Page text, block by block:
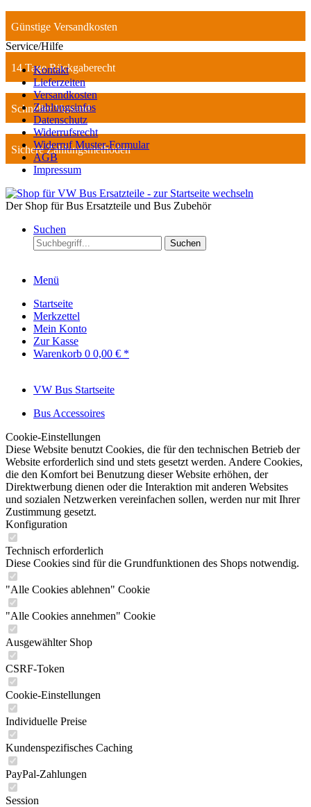
Günstige Versandkosten
14 Tage Rückgaberecht
Schneller Versand
Sichere Zahlungsmethoden
Service/Hilfe
Kontakt
Lieferzeiten
Versandkosten
Zahlungsinfos
Datenschutz
Widerrufsrecht
Widerruf Muster-Formular
AGB
Impressum
Der Shop für Bus Ersatzteile und Bus Zubehör
Suchen
Suchen
Menü
Startseite
Merkzettel
Mein Konto
Zur Kasse
Warenkorb 0 0,00 € *
VW Bus Startseite
Bus Accessoires
Cookie-Einstellungen
Diese Website benutzt Cookies, die für den technischen Betrieb der
Website erforderlich sind und stets gesetzt werden. Andere Cookies,
die den Komfort bei Benutzung dieser Website erhöhen, der
Direktwerbung dienen oder die Interaktion mit anderen Websites
und sozialen Netzwerken vereinfachen sollen, werden nur mit Ihrer
Zustimmung gesetzt.
Konfiguration
Technisch erforderlich
Diese Cookies sind für die Grundfunktionen des Shops notwendig.
"Alle Cookies ablehnen" Cookie
"Alle Cookies annehmen" Cookie
Ausgewählter Shop
CSRF-Token
Cookie-Einstellungen
Individuelle Preise
Kundenspezifisches Caching
PayPal-Zahlungen
Session